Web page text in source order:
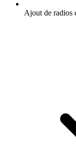
Ajout de radios